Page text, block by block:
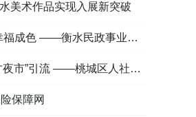
美术作品实现入展新突破
——衡水民政事业高质量发展综述
人社局多维发力促进高校毕业生高质量充分就业
保障网